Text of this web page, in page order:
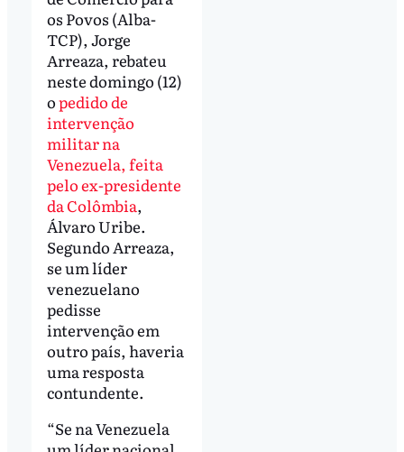
os Povos (Alba-
TCP), Jorge
Arreaza, rebateu
neste domingo (12)
opedido de
intervenção
militar na
Venezuela, feita
pelo ex-presidente
da Colômbia,
Álvaro Uribe.
Segundo Arreaza,
se um líder
venezuelano
pedisse
intervenção em
outro país, haveria
uma resposta
contundente.
“Se na Venezuela